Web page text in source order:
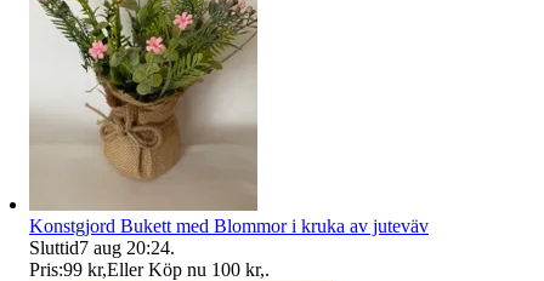
Konstgjord Bukett med Blommor i kruka av juteväv
Sluttid7 aug 20:24.
Pris:99 kr,Eller Köp nu 100 kr,.